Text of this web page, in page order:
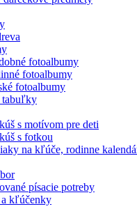
fotoalbumy
fotoalbumy
fotoalbumy
tabuľky
s motívom pre deti
s fotkou
na kľúče, rodinne
písacie potreby
kľúčenky